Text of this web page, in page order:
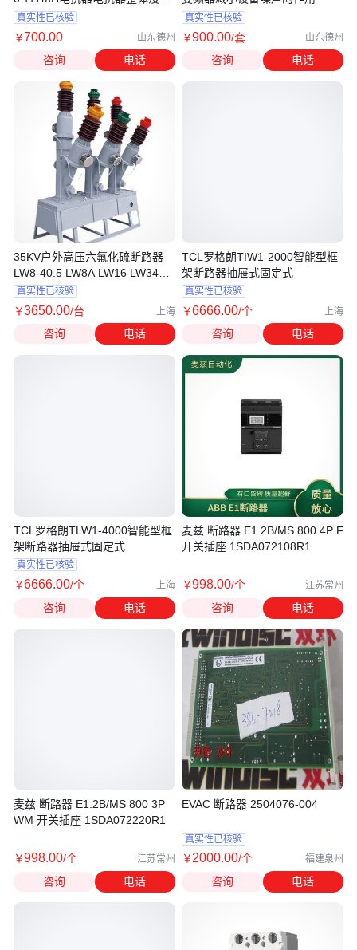
减小了运行时的噪音
真实性已核验
￥700.00 山东德州
咨询 电话
35KV户外高压六氟化硫断路器
LW8-40.5 LW8A LW16 LW34
LW36
真实性已核验
￥3650.00/台 上海
咨询 电话
TCL罗格朗TLW1-4000智能型框
架断路器抽屉式固定式
真实性已核验
￥6666.00/个 上海
咨询 电话
麦兹 断路器 E1.2B/MS 800 3P
WM 开关插座 1SDA072220R1
￥998.00/个 江苏常州
咨询 电话
真实性已核验
￥900.00/套 山东德州
咨询 电话
TCL罗格朗TIW1-2000智能型框
架断路器抽屉式固定式
真实性已核验
￥6666.00/个 上海
咨询 电话
麦兹 断路器 E1.2B/MS 800 4P F
开关插座 1SDA072108R1
￥998.00/个 江苏常州
咨询 电话
EVAC 断路器 2504076-004
真实性已核验
￥2000.00/个 福建泉州
咨询 电话